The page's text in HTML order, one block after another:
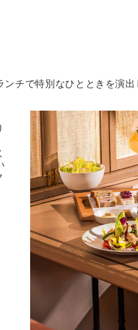
チで特別なひとときを演